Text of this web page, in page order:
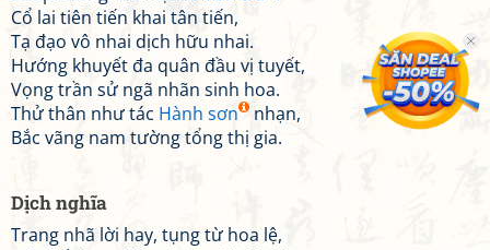
Cổ lai tiên tiến khai tân tiến,
Tạ đạo vô nhai dịch hữu nhai.
Hướng khuyết đa quân đầu vị tuyết,
Vọng trần sử ngã nhãn sinh hoa.
Thử thân như tác Hành sơn
nhạn,
Bắc vãng nam tường tổng thị gia.
Dịch nghĩa
Trang nhã lời hay, tụng từ hoa lệ,